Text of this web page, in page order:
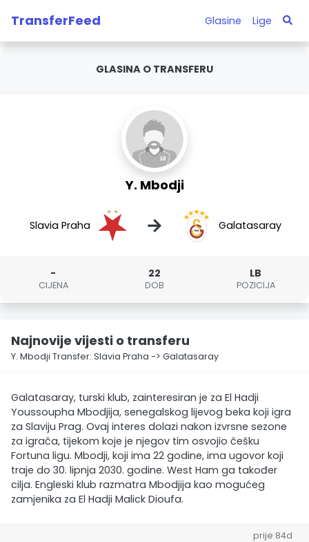
TransferFeed Glasine Lige
GLASINA O TRANSFERU
Y. Mbodji
Slavia Praha → Galatasaray
-
CIJENA
22
DOB
LB
POZICIJA
Najnovije vijesti o transferu
Y. Mbodji Transfer: Slavia Praha -> Galatasaray
Galatasaray, turski klub, zainteresiran je za El Hadji
Youssoupha Mbodjija, senegalskog lijevog beka koji igra
za Slaviju Prag. Ovaj interes dolazi nakon izvrsne sezone
za igrača, tijekom koje je njegov tim osvojio češku
Fortuna ligu. Mbodji, koji ima 22 godine, ima ugovor koji
traje do 30. lipnja 2030. godine. West Ham ga također
cilja. Engleski klub razmatra Mbodjija kao mogućeg
zamjenika za El Hadji Malick Dioufa.
prije 84d